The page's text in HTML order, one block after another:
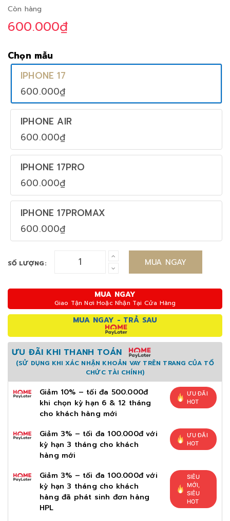
Còn hàng
600.000₫
Chọn mẫu
IPHONE 17
600.000₫
IPHONE AIR
600.000₫
IPHONE 17PRO
600.000₫
IPHONE 17PROMAX
600.000₫
SỐ LƯỢNG: MUA NGAY
MUA NGAY
Giao Tận Nơi Hoặc Nhận Tại Cửa Hàng
MUA NGAY - TRẢ SAU
ƯU ĐÃI KHI THANH TOÁN
(SỬ DỤNG KHI XÁC NHẬN KHOẢN VAY TRÊN TRANG CỦA TỔ
CHỨC TÀI CHÍNH)
Giảm 10% – tối đa 500.000đ
khi chọn kỳ hạn 6 & 12 tháng
cho khách hàng mới
ƯU ĐÃI
HOT
Giảm 3% – tối đa 100.000đ với
kỳ hạn 3 tháng cho khách
hàng mới
ƯU ĐÃI
HOT
Giảm 3% – tối đa 100.000đ với
kỳ hạn 3 tháng cho khách
hàng đã phát sinh đơn hàng
HPL
SIÊU
MỚI,
SIÊU
HOT